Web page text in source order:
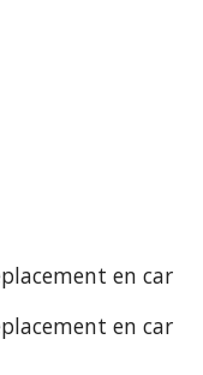
en car
en car